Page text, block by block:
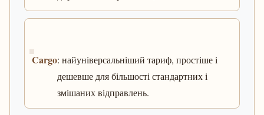
Cargo: найуніверсальніший тариф, простіше і
дешевше для більшості стандартних і
змішаних відправлень.